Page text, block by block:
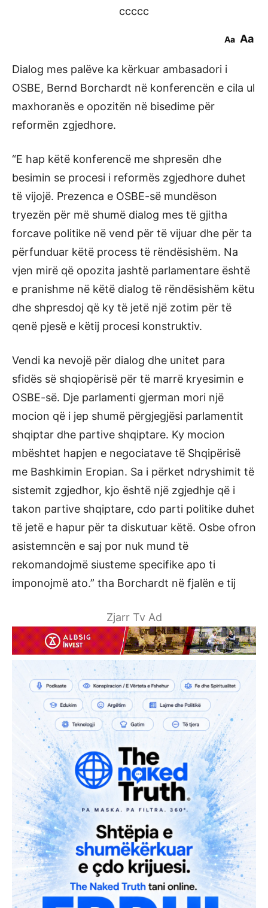
ccccc
Aa Aa
Dialog mes palëve ka kërkuar ambasadori i
OSBE, Bernd Borchardt në konferencën e cila ul
maxhoranës e opozitën në bisedime për
reformën zgjedhore.
“E hap këtë konferencë me shpresën dhe
besimin se procesi i reformës zgjedhore duhet
të vijojë. Prezenca e OSBE-së mundëson
tryezën për më shumë dialog mes të gjitha
forcave politike në vend për të vijuar dhe për ta
përfunduar këtë process të rëndësishëm. Na
vjen mirë që opozita jashtë parlamentare është
e pranishme në këtë dialog të rëndësishëm këtu
dhe shpresdoj që ky të jetë një zotim për të
qenë pjesë e këtij procesi konstruktiv.
Vendi ka nevojë për dialog dhe unitet para
sfidës së shqiopërisë për të marrë kryesimin e
OSBE-së. Dje parlamenti gjerman mori një
mocion që i jep shumë përgjegjësi parlamentit
shqiptar dhe partive shqiptare. Ky mocion
mbështet hapjen e negociatave të Shqipërisë
me Bashkimin Eropian. Sa i përket ndryshimit të
sistemit zgjedhor, kjo është një zgjedhje që i
takon partive shqiptare, cdo parti politike duhet
të jetë e hapur për ta diskutuar këtë. Osbe ofron
asistemncën e saj por nuk mund të
rekomandojmë siusteme specifike apo ti
imponojmë ato.” tha Borchardt në fjalën e tij
Zjarr Tv Ad